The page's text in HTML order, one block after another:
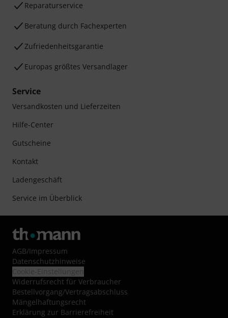
Reparaturservice
Beratung durch Fachexperten
Zufriedenheitsgarantie
Europas größtes Versandlager
Service
Versandkosten und Lieferzeiten
Hilfe-Center
Gutscheine
Kontakt
Ladengeschäft
Service im Überblick
AGB/Impressum
Datenschutzhinweise
Widerrufsrecht für Verbraucher
Bestellvorgang/Vertragsabschluss
Mängelhaftungsrecht
Erklärung zur Barrierefreiheit